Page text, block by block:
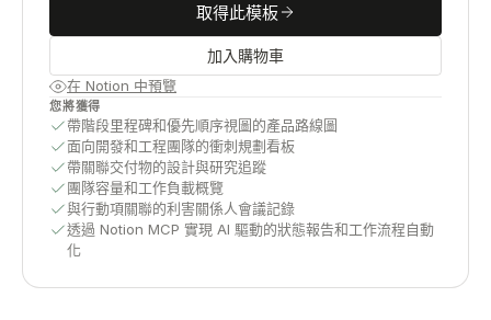
取得此模板
加入購物車
在 Notion 中預覽
您將獲得
帶階段里程碑和優先順序視圖的產品路線圖
面向開發和工程團隊的衝刺規劃看板
帶關聯交付物的設計與研究追蹤
團隊容量和工作負載概覽
與行動項關聯的利害關係人會議記錄
透過 Notion MCP 實現 AI 驅動的狀態報告和工作流程自動
化